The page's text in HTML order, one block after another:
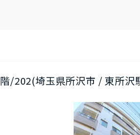
/202(埼玉県所沢市 / 東所沢